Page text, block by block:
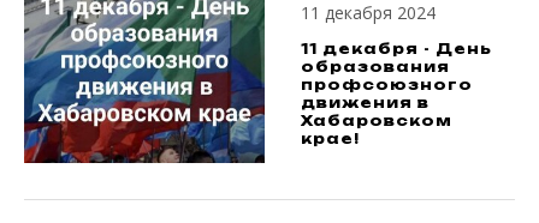
11 декабря 2024
11 декабря - День
образования
профсоюзного
движения в
Хабаровском
крае!